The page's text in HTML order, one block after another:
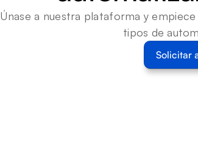
Únase a nuestra plataforma y
tipos de
Solicitar